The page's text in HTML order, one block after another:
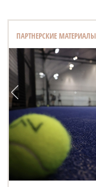
ПАРТНЕРСКИЕ МАТЕРИАЛЫ